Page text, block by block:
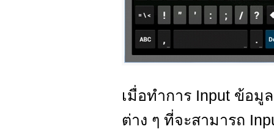
เมื่อทำการ Input ข้อมู
ต่าง ๆ ที่จะสามารถ